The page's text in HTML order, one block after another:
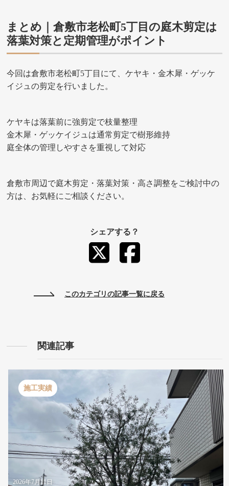
まとめ｜倉敷市老松町5丁目の庭木剪定は
落葉対策と定期管理がポイント
今回は倉敷市老松町5丁目にて、ケヤキ・金木犀・ゲッケ
イジュの剪定を行いました。
ケヤキは落葉前に強剪定で枝量整理
金木犀・ゲッケイジュは通常剪定で樹形維持
庭全体の管理しやすさを重視して対応
倉敷市周辺で庭木剪定・落葉対策・高さ調整をご検討中の
方は、お気軽にご相談ください。
シェアする？
このカテゴリの記事一覧に戻る
関連記事
施工実績
2026年7月11日